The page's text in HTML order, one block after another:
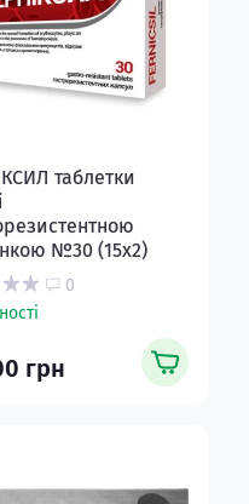
таблетки
№30 (15х2)
0
грн